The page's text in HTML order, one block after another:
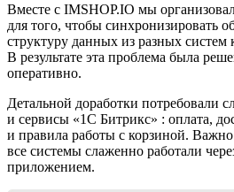
Вместе с IMSHOP.IO мы
для того, чтобы синхронизировать
структуру данных из разных систем
В результате эта проблема была
оперативно.
Детальной доработки потребовали
и сервисы «1С Битрикс» : оплата,
и правила работы с корзиной.
все системы слаженно работали
приложением.